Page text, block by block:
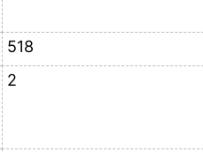
518
2